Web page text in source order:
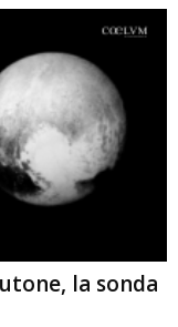
la sonda